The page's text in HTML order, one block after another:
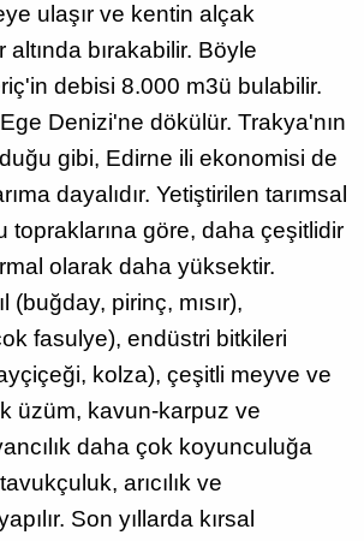
ulaşır ve kentin alçak
altında bırakabilir. Böyle
debisi 8.000 m3ü bulabilir.
Denizi'ne dökülür. Trakya'nın
gibi, Edirne ili ekonomisi de
dayalıdır. Yetiştirilen tarımsal
topraklarına göre, daha çeşitlidir
olarak daha yüksektir.
(buğday, pirinç, mısır),
fasulye), endüstri bitkileri
kolza), çeşitli meyve ve
üzüm, kavun-karpuz ve
daha çok koyunculuğa
arıcılık ve
Son yıllarda kırsal